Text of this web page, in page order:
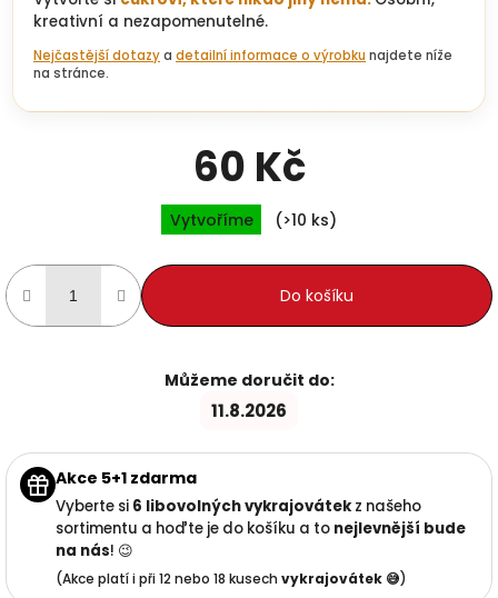
kreativní a nezapomenutelné.
Nejčastější dotazya detailní informace o výrobku najdete níže
na stránce.
60 Kč
Měrná cena:
Vytvoříme (>10 ks)
Do košíku
Můžeme doručit do:
11.8.2026
Akce 5+1 zdarma
Vyberte si 6 libovolných vykrajovátek z našeho
sortimentu a hoďte je do košíku a to nejlevnější bude
na nás! 😉
(Akce platí i při 12 nebo 18 kusech vykrajovátek 😅)